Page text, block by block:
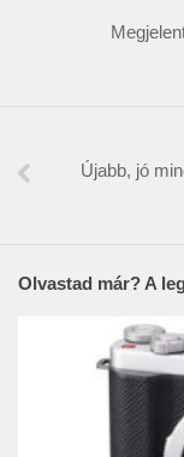
Újabb, jó
Olvastad már? A